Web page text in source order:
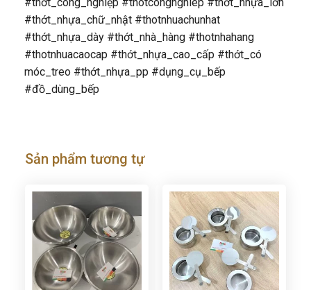
#thớt_nhựa_chữ_nhật #thotnhuachunhat
#thớt_nhựa_dày #thớt_nhà_hàng #thotnhahang
#thotnhuacaocap #thớt_nhựa_cao_cấp #thớt_có
móc_treo #thớt_nhựa_pp #dụng_cụ_bếp
#đồ_dùng_bếp
Sản phẩm tương tự